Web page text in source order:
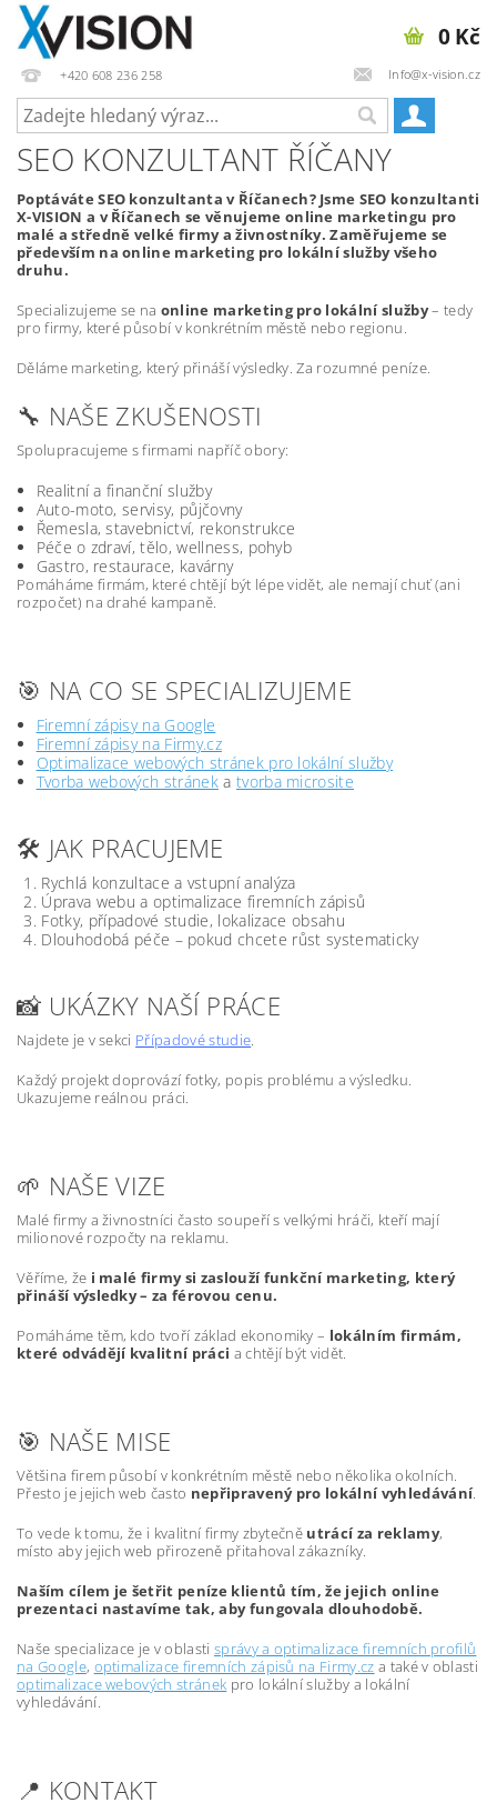
+420 608 236 258 Info@x-vision.cz
0 Kč
SEO KONZULTANT ŘÍČANY
Poptáváte SEO konzultanta v Říčanech? Jsme SEO konzultanti
X-VISION a v Říčanech se věnujeme online marketingu pro
malé a středně velké firmy a živnostníky. Zaměřujeme se
především na online marketing pro lokální služby všeho
druhu.
Specializujeme se na online marketing pro lokální služby– tedy
pro firmy, které působí v konkrétním městě nebo regionu.
Děláme marketing, který přináší výsledky. Za rozumné peníze.
🔧 NAŠE ZKUŠENOSTI
Spolupracujeme s firmami napříč obory:
Realitní a finanční služby
Auto-moto, servisy, půjčovny
Řemesla, stavebnictví, rekonstrukce
Péče o zdraví, tělo, wellness, pohyb
Gastro, restaurace, kavárny
Pomáháme firmám, které chtějí být lépe vidět, ale nemají chuť (ani
rozpočet) na drahé kampaně.
🎯 NA CO SE SPECIALIZUJEME
Firemní zápisy na Google
Firemní zápisy na Firmy.cz
Optimalizace webových stránek pro lokální služby
Tvorba webových stráneka tvorba microsite
🛠️ JAK PRACUJEME
Rychlá konzultace a vstupní analýza
Úprava webu a optimalizace firemních zápisů
Fotky, případové studie, lokalizace obsahu
Dlouhodobá péče – pokud chcete růst systematicky
📸 UKÁZKY NAŠÍ PRÁCE
Najdete je v sekci Případové studie.
Každý projekt doprovází fotky, popis problému a výsledku.
Ukazujeme reálnou práci.
🌱 NAŠE VIZE
Malé firmy a živnostníci často soupeří s velkými hráči, kteří mají
milionové rozpočty na reklamu.
Věříme, že i malé firmy si zaslouží funkční marketing, který
přináší výsledky – za férovou cenu.
Pomáháme těm, kdo tvoří základ ekonomiky – lokálním firmám,
které odvádějí kvalitní práci a chtějí být vidět.
🎯 NAŠE MISE
Většina firem působí v konkrétním městě nebo několika okolních.
Přesto je jejich web často nepřipravený pro lokální vyhledávání.
To vede k tomu, že i kvalitní firmy zbytečně utrácí za reklamy,
místo aby jejich web přirozeně přitahoval zákazníky.
Naším cílem je šetřit peníze klientů tím, že jejich online
prezentaci nastavíme tak, aby fungovala dlouhodobě.
Naše specializace je v oblasti správy a optimalizace firemních profilů
na Google, optimalizace firemních zápisů na Firmy.cz a také v oblasti
optimalizace webových stránek pro lokální služby a lokální
vyhledávání.
📍 KONTAKT